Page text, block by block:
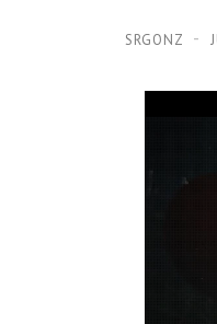
SRGONZ